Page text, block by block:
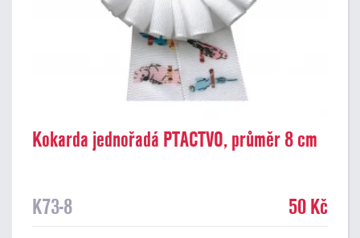
Kokarda jednořadá PTACTVO, průměr 8 cm
K73-8 50 Kč